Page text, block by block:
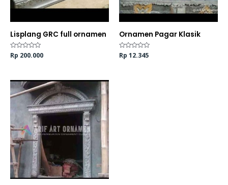
Lisplang GRC full ornamen
Dinilai
0
Rp 200.000
Ornamen Pagar Klasik
Dinilai
0
Rp 12.345